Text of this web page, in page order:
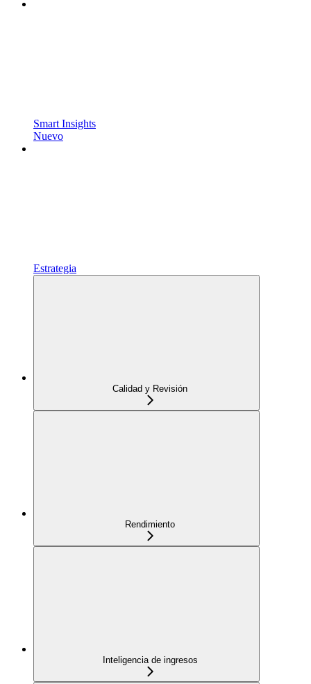
Smart Insights
Nuevo
Estrategia
Calidad y Revisión
Rendimiento
Inteligencia de ingresos